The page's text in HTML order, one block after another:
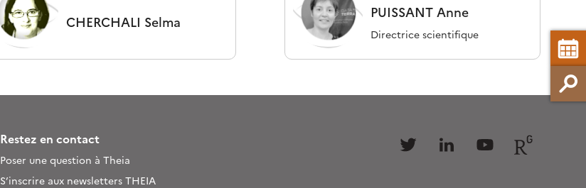
CHERCHALI Selma
PUISSANT Anne
Directrice scientifique
Restez en contact
Poser une question à Theia
S’inscrire aux newsletters THEIA
Follow Follow